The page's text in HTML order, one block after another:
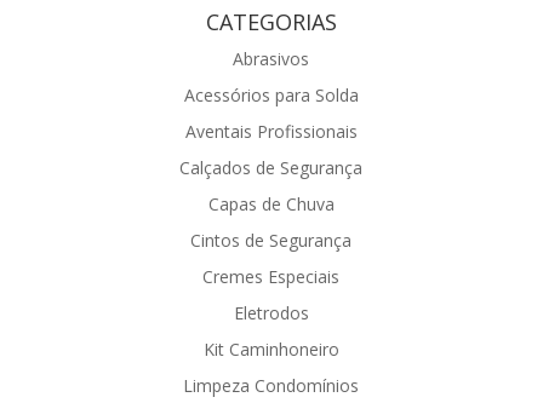
CATEGORIAS
Abrasivos
Acessórios para Solda
Aventais Profissionais
Calçados de Segurança
Capas de Chuva
Cintos de Segurança
Cremes Especiais
Eletrodos
Kit Caminhoneiro
Limpeza Condomínios